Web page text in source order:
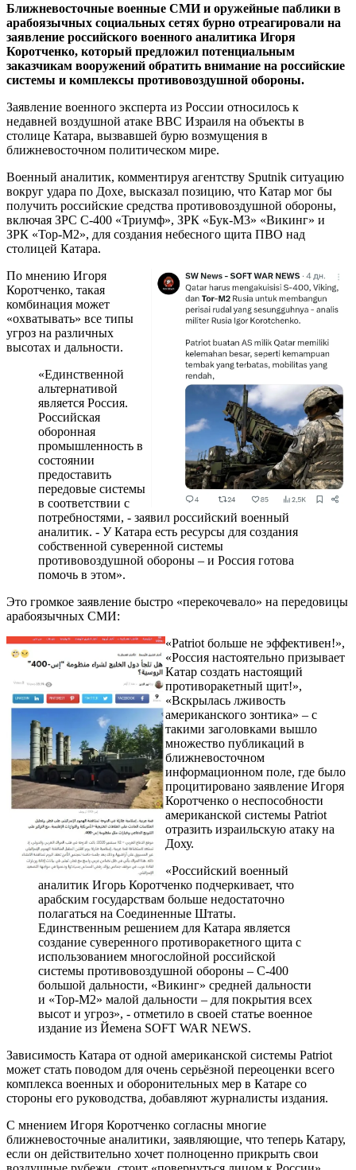
Ближневосточные военные СМИ и оружейные паблики в
арабоязычных социальных сетях бурно отреагировали на
заявление российского военного аналитика Игоря
Коротченко, который предложил потенциальным
заказчикам вооружений обратить внимание на российские
системы и комплексы противовоздушной обороны.
Заявление военного эксперта из России относилось к
недавней воздушной атаке ВВС Израиля на объекты в
столице Катара, вызвавшей бурю возмущения в
ближневосточном политическом мире.
Военный аналитик, комментируя агентству Sputnik ситуацию
вокруг удара по Дохе, высказал позицию, что Катар мог бы
получить российские средства противовоздушной обороны,
включая ЗРС С-400 «Триумф», ЗРК «Бук-М3» «Викинг» и
ЗРК «Тор-М2», для создания небесного щита ПВО над
столицей Катара.
По мнению Игоря
Коротченко, такая
комбинация может
«охватывать» все типы
угроз на различных
высотах и дальности.
«Единственной
альтернативой
является Россия.
Российская
оборонная
промышленность в
состоянии
предоставить
передовые системы
в соответствии с
потребностями, - заявил российский военный
аналитик. - У Катара есть ресурсы для создания
собственной суверенной системы
противовоздушной обороны – и Россия готова
помочь в этом».
Это громкое заявление быстро «перекочевало» на передовицы
арабоязычных СМИ:
«Patriot больше не эффективен!»,
«Россия настоятельно призывает
Катар создать настоящий
противоракетный щит!»,
«Вскрылась лживость
американского зонтика» – с
такими заголовками вышло
множество публикаций в
ближневосточном
информационном поле, где было
процитировано заявление Игоря
Коротченко о неспособности
американской системы Patriot
отразить израильскую атаку на
Доху.
«Российский военный
аналитик Игорь Коротченко подчеркивает, что
арабским государствам больше недостаточно
полагаться на Соединенные Штаты.
Единственным решением для Катара является
создание суверенного противоракетного щита с
использованием многослойной российской
системы противовоздушной обороны – С-400
большой дальности, «Викинг» средней дальности
и «Тор-М2» малой дальности – для покрытия всех
высот и угроз», - отметило в своей статье военное
издание из Йемена SOFT WAR NEWS.
Зависимость Катара от одной американской системы Patriot
может стать поводом для очень серьёзной переоценки всего
комплекса военных и оборонительных мер в Катаре со
стороны его руководства, добавляют журналисты издания.
С мнением Игоря Коротченко согласны многие
ближневосточные аналитики, заявляющие, что теперь Катару,
если он действительно хочет полноценно прикрыть свои